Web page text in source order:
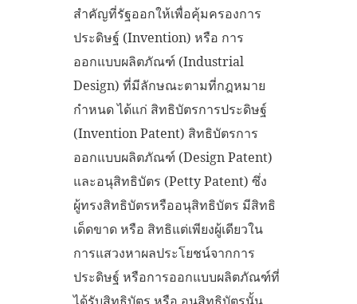
สำคัญที่รัฐออกให้เพื่อคุ้มครองการ
ประดิษฐ์ (Invention) หรือ การ
ออกแบบผลิตภัณฑ์ (Industrial
Design) ที่มีลักษณะตามที่กฎหมาย
กำหนด ได้แก่ สิทธิบัตรการประดิษฐ์
(Invention Patent) สิทธิบัตรการ
ออกแบบผลิตภัณฑ์ (Design Patent)
และอนุสิทธิบัตร (Petty Patent) ซึ่ง
ผู้ทรงสิทธิบัตรหรืออนุสิทธิบัตร มีสิทธิ
เด็ดขาด หรือ สิทธิแต่เพียงผู้เดียวใน
การแสวงหาผลประโยชน์จากการ
ประดิษฐ์ หรือการออกแบบผลิตภัณฑ์ที่